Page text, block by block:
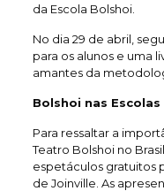
da Escola Bolshoi.
No dia 29 de abril,
para os alunos e uma
amantes da
Bolshoi nas Escolas
Para ressaltar a
Teatro Bolshoi no
espetáculos gratuitos
de Joinville. As